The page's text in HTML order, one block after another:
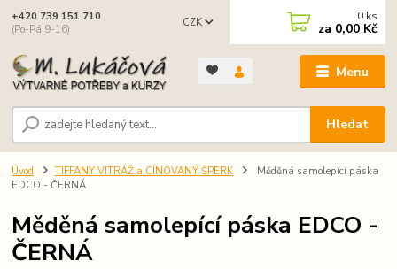
Menu
CZK
Hledat
+420 739 151 710
(Po-Pá 9-16)
0 ks
za 0,00 Kč
Úvod TIFFANY VITRÁŽ a CÍNOVANÝ ŠPERK
Měděná samolepící páska
EDCO - ČERNÁ
Měděná samolepící páska EDCO -
ČERNÁ